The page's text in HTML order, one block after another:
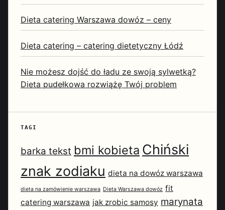
Dieta catering Warszawa dowóz – ceny
Dieta catering – catering dietetyczny Łódź
Nie możesz dojść do ładu ze swoją sylwetką?
Dieta pudełkowa rozwiążę Twój problem
TAGI
barka tekst bmi kobieta Chiński
znak zodiaku dieta na dowóz warszawa
dieta na zamówienie warszawa Dieta Warszawa dowóz fit
catering warszawa jak zrobic samosy marynata